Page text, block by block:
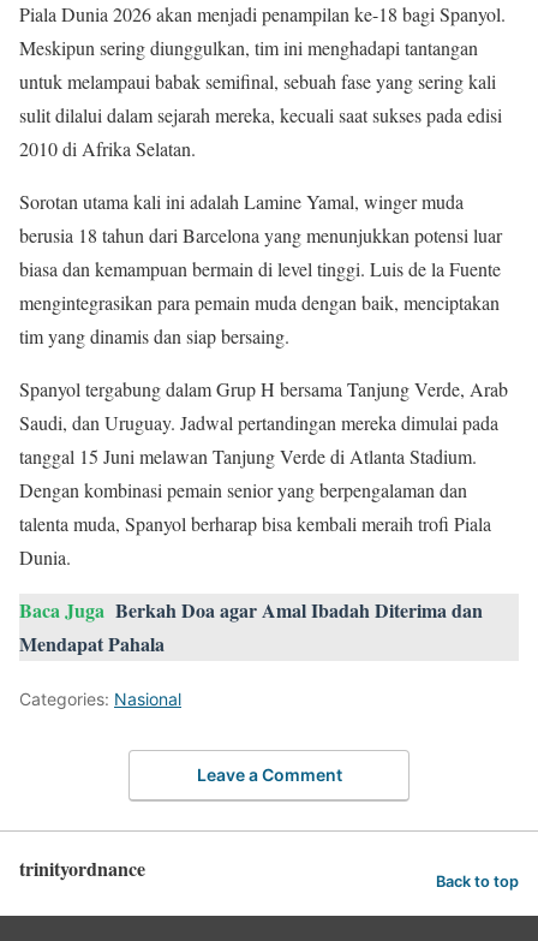
Piala Dunia 2026 akan menjadi penampilan ke-18 bagi Spanyol.
Meskipun sering diunggulkan, tim ini menghadapi tantangan
untuk melampaui babak semifinal, sebuah fase yang sering kali
sulit dilalui dalam sejarah mereka, kecuali saat sukses pada edisi
2010 di Afrika Selatan.
Sorotan utama kali ini adalah Lamine Yamal, winger muda
berusia 18 tahun dari Barcelona yang menunjukkan potensi luar
biasa dan kemampuan bermain di level tinggi. Luis de la Fuente
mengintegrasikan para pemain muda dengan baik, menciptakan
tim yang dinamis dan siap bersaing.
Spanyol tergabung dalam Grup H bersama Tanjung Verde, Arab
Saudi, dan Uruguay. Jadwal pertandingan mereka dimulai pada
tanggal 15 Juni melawan Tanjung Verde di Atlanta Stadium.
Dengan kombinasi pemain senior yang berpengalaman dan
talenta muda, Spanyol berharap bisa kembali meraih trofi Piala
Dunia.
Baca Juga Berkah Doa agar Amal Ibadah Diterima dan
Mendapat Pahala
Categories: Nasional
Leave a Comment
trinityordnance Back to top